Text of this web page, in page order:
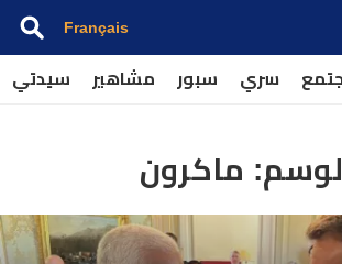
Français
سري سبور مشاهير سيدتي
ماكرون